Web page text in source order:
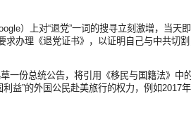
）上对“退党”一词的搜寻立刻激增，当天
求办理《退党证书》，以证明自己与中共切
一份总统公告，将引用《移民与国籍法》中
利益”的外国公民赴美旅行的权力，例如2017